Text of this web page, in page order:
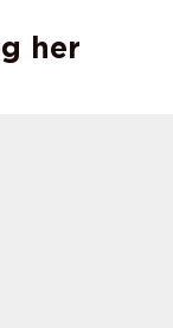
her